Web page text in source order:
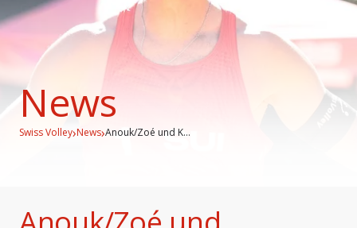
News
Swiss Volley›News›Anouk/Zoé und K...